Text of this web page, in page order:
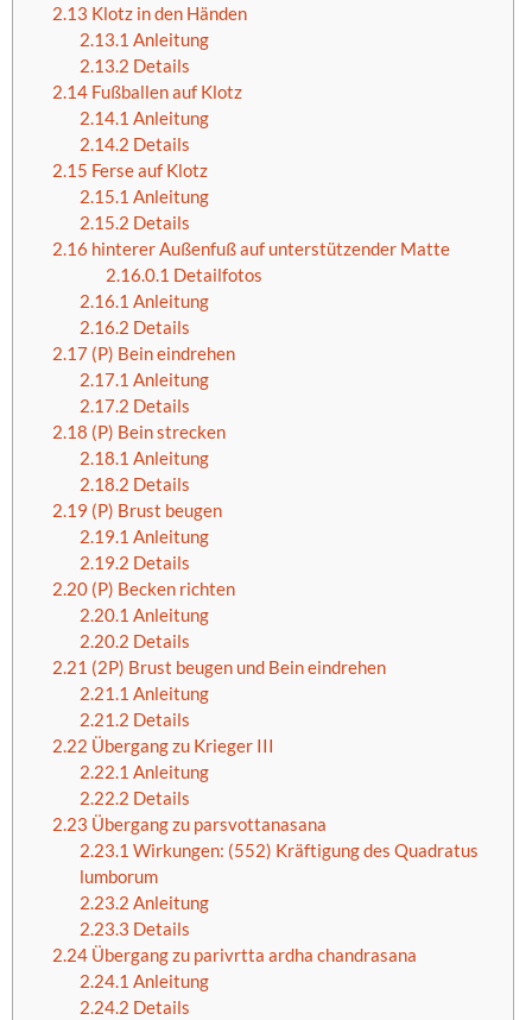
2.13 Klotz in den Händen
2.13.1 Anleitung
2.13.2 Details
2.14Fußballen auf Klotz
2.14.1 Anleitung
2.14.2 Details
2.15 Ferse auf Klotz
2.15.1 Anleitung
2.15.2 Details
2.16 hinterer Außenfuß auf unterstützender Matte
2.16.0.1 Detailfotos
2.16.1 Anleitung
2.16.2 Details
2.17(P) Bein eindrehen
2.17.1 Anleitung
2.17.2 Details
2.18 (P) Bein strecken
2.18.1 Anleitung
2.18.2 Details
2.19 (P) Brust beugen
2.19.1 Anleitung
2.19.2 Details
2.20(P) Becken richten
2.20.1 Anleitung
2.20.2 Details
2.21 (2P) Brust beugen und Bein eindrehen
2.21.1 Anleitung
2.21.2 Details
2.22 Übergang zu Krieger III
2.22.1 Anleitung
2.22.2 Details
2.23 Übergang zu parsvottanasana
2.23.1 Wirkungen: (552) Kräftigung des Quadratus
lumborum
2.23.2 Anleitung
2.23.3 Details
2.24Übergang zu parivrtta ardha chandrasana
2.24.1 Anleitung
2.24.2 Details